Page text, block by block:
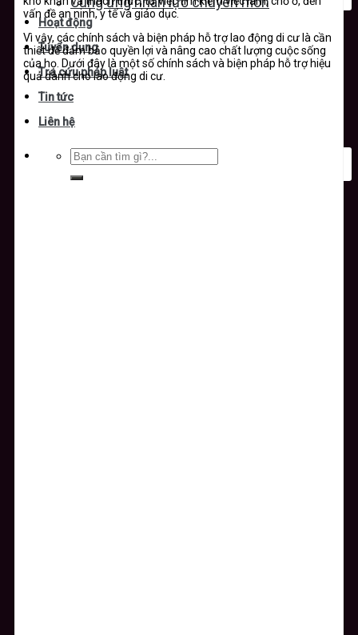
Hoạt động
Tuyển dụng
Tra cứu pháp luật
Tin tức
Liên hệ
vấn đề an ninh, y tế và giáo dục.
Vì vậy, các chính sách và biện pháp hỗ trợ lao động di cư là cần
thiết để đảm bảo quyền lợi và nâng cao chất lượng cuộc sống
của họ. Dưới đây là một số chính sách và biện pháp hỗ trợ hiệu
quả dành cho lao động di cư.